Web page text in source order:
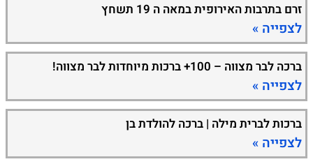
זרם בתרבות האירופית במאה ה 19 תשחץ
לצפייה »
ברכה לבר מצווה – 100+ ברכות מיוחדות לבר מצווה!
לצפייה »
ברכות לברית מילה | ברכה להולדת בן
לצפייה »